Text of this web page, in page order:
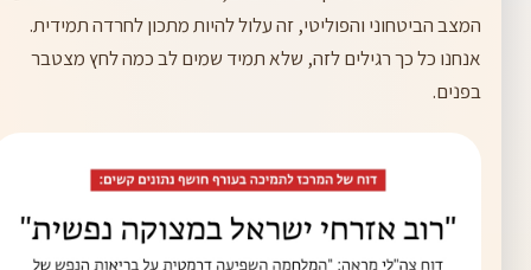
המצב הביטחוני והפוליטי, זה עלול להיות מתכון לחרדה תמידית.
אנחנו כל כך רגילים לזה, שלא תמיד שמים לב כמה לחץ מצטבר
בפנים.